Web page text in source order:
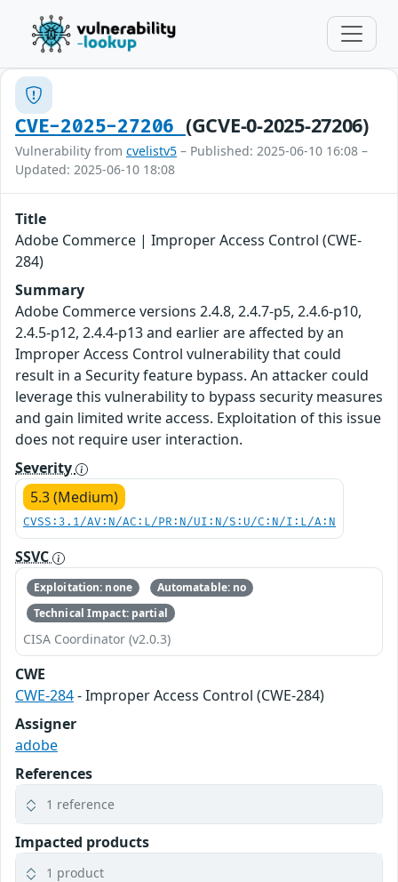
CVE-2025-27206 (GCVE-0-2025-27206)
Vulnerability from cvelistv5 – Published: 2025-06-10 16:08 –
Updated: 2025-06-10 18:08
Title
Adobe Commerce | Improper Access Control (CWE-
284)
Summary
Adobe Commerce versions 2.4.8, 2.4.7-p5, 2.4.6-p10,
2.4.5-p12, 2.4.4-p13 and earlier are affected by an
Improper Access Control vulnerability that could
result in a Security feature bypass. An attacker could
leverage this vulnerability to bypass security measures
and gain limited write access. Exploitation of this issue
does not require user interaction.
Severity
5.3 (Medium)
CVSS:3.1/AV:N/AC:L/PR:N/UI:N/S:U/C:N/I:L/A:N
SSVC
Exploitation: none
Automatable: no
Technical Impact: partial
CISA Coordinator (v2.0.3)
CWE
CWE-284- Improper Access Control (CWE-284)
Assigner
adobe
References
1 reference
Impacted products
1 product